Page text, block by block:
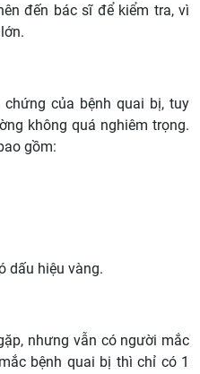
đến bác sĩ để kiểm tra, vì
của bệnh quai bị, tuy
không quá nghiêm trọng.
gồm:
dấu hiệu vàng.
nhưng vẫn có người mắc
bệnh quai bị thì chỉ có 1